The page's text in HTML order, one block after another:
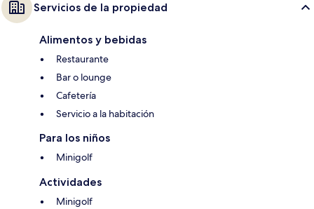
Servicios de la propiedad
Alimentos y bebidas
Restaurante
Bar o lounge
Cafetería
Servicio a la habitación
Para los niños
Minigolf
Actividades
Minigolf